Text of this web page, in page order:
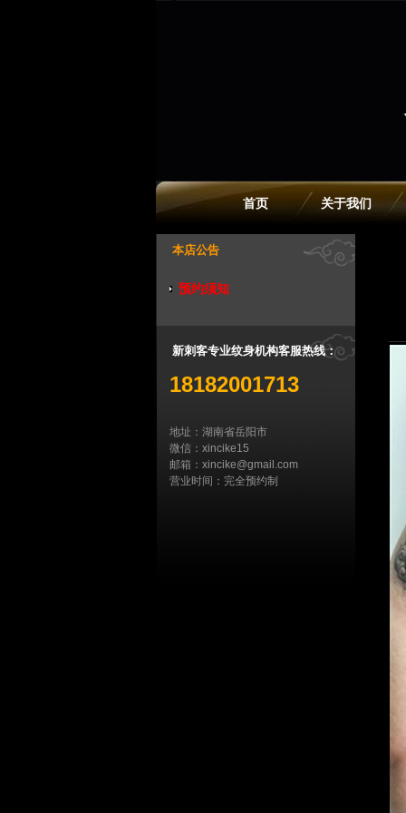
首页 关于我们
本店公告
预约须知
新刺客专业纹身机构客服热线：
18182001713
地址：湖南省岳阳市
微信：xincike15
邮箱：xincike@gmail.com
营业时间：完全预约制